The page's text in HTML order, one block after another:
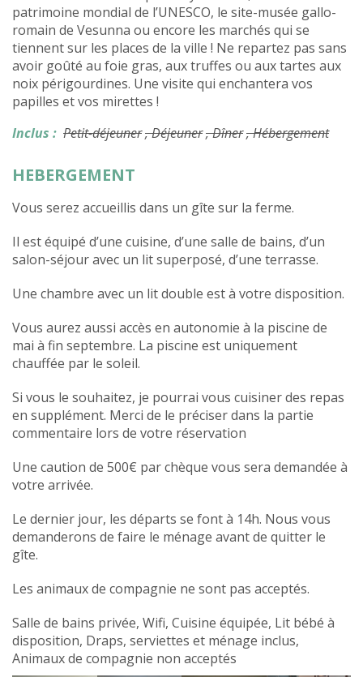
patrimoine mondial de l’UNESCO, le site-musée gallo-
romain de Vesunna ou encore les marchés qui se
tiennent sur les places de la ville ! Ne repartez pas sans
avoir goûté au foie gras, aux truffes ou aux tartes aux
noix périgourdines. Une visite qui enchantera vos
papilles et vos mirettes !
Inclus : Petit-déjeuner, Déjeuner, Dîner, Hébergement
HEBERGEMENT
Vous serez accueillis dans un gîte sur la ferme.
Il est équipé d’une cuisine, d’une salle de bains, d’un
salon-séjour avec un lit superposé, d’une terrasse.
Une chambre avec un lit double est à votre disposition.
Vous aurez aussi accès en autonomie à la piscine de
mai à fin septembre. La piscine est uniquement
chauffée par le soleil.
Si vous le souhaitez, je pourrai vous cuisiner des repas
en supplément. Merci de le préciser dans la partie
commentaire lors de votre réservation
Une caution de 500€ par chèque vous sera demandée à
votre arrivée.
Le dernier jour, les départs se font à 14h. Nous vous
demanderons de faire le ménage avant de quitter le
gîte.
Les animaux de compagnie ne sont pas acceptés.
Salle de bains privée, Wifi, Cuisine équipée, Lit bébé à
disposition, Draps, serviettes et ménage inclus,
Animaux de compagnie non acceptés